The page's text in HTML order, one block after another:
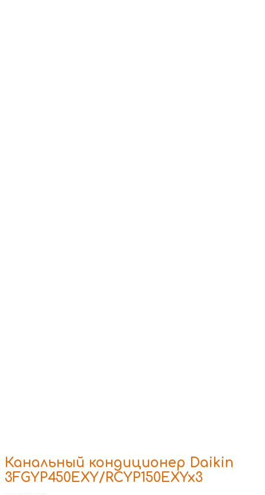
Канальный кондиционер Daikin
3FGYP450EXY/RCYP150EXYx3